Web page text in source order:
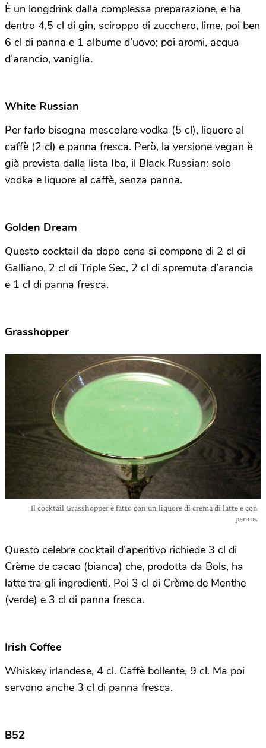
È un longdrink dalla complessa preparazione, e ha
dentro 4,5 cl di gin, sciroppo di zucchero, lime, poi ben
6 cl di panna e 1 albume d’uovo; poi aromi, acqua
d’arancio, vaniglia.
White Russian
Per farlo bisogna mescolare vodka (5 cl), liquore al
caffè (2 cl) e panna fresca. Però, la versione vegan è
già prevista dalla lista Iba, il Black Russian: solo
vodka e liquore al caffè, senza panna.
Golden Dream
Questo cocktail da dopo cena si compone di 2 cl di
Galliano, 2 cl di Triple Sec, 2 cl di spremuta d’arancia
e 1 cl di panna fresca.
Grasshopper
Il cocktail Grasshopper è fatto con un liquore di crema di latte e con
panna.
Questo celebre cocktail d’aperitivo richiede 3 cl di
Crème de cacao (bianca) che, prodotta da Bols, ha
latte tra gli ingredienti. Poi 3 cl di Crème de Menthe
(verde) e 3 cl di panna fresca.
Irish Coffee
Whiskey irlandese, 4 cl. Caffè bollente, 9 cl. Ma poi
servono anche 3 cl di panna fresca.
B52